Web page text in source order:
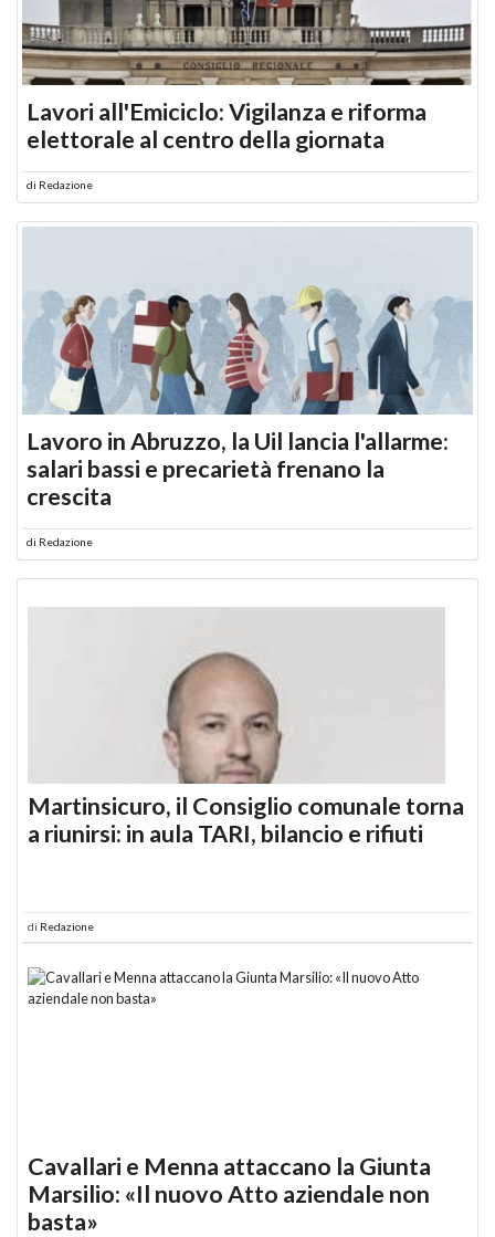
Lavori all'Emiciclo: Vigilanza e riforma
elettorale al centro della giornata
di Redazione
Lavoro in Abruzzo, la Uil lancia l'allarme:
salari bassi e precarietà frenano la
crescita
di Redazione
Martinsicuro, il Consiglio comunale torna
a riunirsi: in aula TARI, bilancio e rifiuti
di Redazione
Cavallari e Menna attaccano la Giunta
Marsilio: «Il nuovo Atto aziendale non
basta»